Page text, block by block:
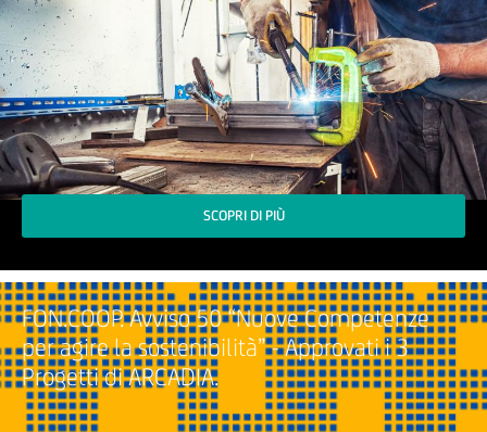
SCOPRI DI PIÙ
FON.COOP. Avviso 50 “Nuove Competenze
per agire la sostenibilità” - Approvati i 3
Progetti di ARCADIA.